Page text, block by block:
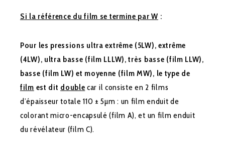
Si la référence du film se termine par W :
Pour les pressions ultra extrême (5LW), extrême
(4LW), ultra basse (film LLLW), très basse (film LLW),
basse (film LW) et moyenne (film MW), le type de
film est dit double car il consiste en 2 films
d’épaisseur totale 110 ± 5µm : un film enduit de
colorant micro-encapsulé (film A), et un film enduit
du révélateur (film C).